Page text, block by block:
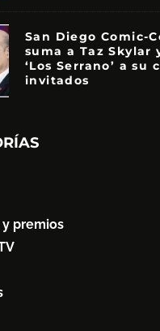
San Diego Comic-
suma a Taz Skylar
‘Los Serrano’ a su
invitados
premios